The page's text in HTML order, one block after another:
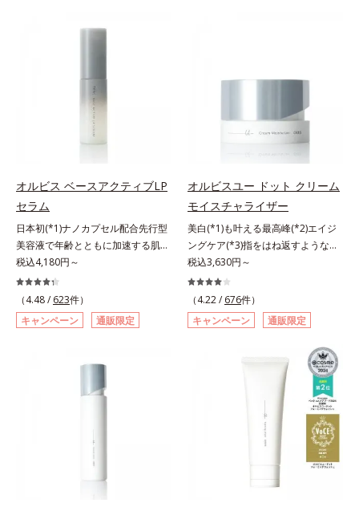
ら、水またはぬるま湯でよく洗い流
てください。各商品の詳しい情報は
商品ページをご覧ください。・
BEAUTY夏祭りは、こちら
素地、ホホバアルコール、トリステ
方との比較*6 ドクダミエキス、シ
クロヘキサンジカルボン酸ビスエト
キシジグリコール（保湿）＜使用量
目安＞パール1粒程度＜ご使用ステ
ップ＞洗顔料 ⇒ 化粧水 ⇒ ザ リン
の使用回数＞通常サイズ：約90回
（1.5ヵ月程度）ラージサイズ：約
180回（3ヵ月程度）各商品の詳し
い情報は商品ページをご覧くださ
い。・BEAUTY夏祭りは、こちら
スタイルになじむ、若々しい印象(*)
(*1)有効成分「m-ピクセノール（デ
ミの原因になると考えられる“メラ
ニンの塊”を居座らせない(*1)、粉砕
と排出サポート(*5)の2ステップで
メラニンの蓄積を抑え、シミ・ソバ
カスを防ぎます。さらに、「アルテ
アネスレ(*6)」を配合し、うるおい
に満ちた自分本来の澄み渡るような
透明感を目指します。手に取った
時、なじませた時、後肌、と3段階
に変化するテクスチャーは、肌にす
ばやくなじみ、毎日の美白ケアを楽
しくする使いごこちを叶えました。
*1 メラニンの蓄積を抑え、シミ・
ソバカスを防ぐ*2 デクスパンテノ
ールW*3 これからできるシミのこ
と*4 うるおいによる透明感のある
肌*5 ターンオーバーを促進して、
メラニンの塊を微細化すること*6
アルテアエキス配合＝保湿成分各商
品の詳しい情報は商品ページをご覧
ください。・BEAUTY夏祭りは、こ
オルビス ベースアクティブLP
セラム
日本初(*1)ナノカプセル配合先行型
美容液で年齢とともに加速する肌悩
み(*2)にブレーキを。スキンケアの
打ち止め感に。年齢とともに加速す
る肌悩み(*2)にブレーキをかけ、化
粧水前の土台(*3)づくりで、うるお
いに満ち満ちた内側から弾むような
と不安…。いろいろケアしているの
そんな大人の肌悩みにアプローチす
プセルの表面は肌になじみやすい構
造(*4)。内包した美容成分(*5)の浸
透をサポートし、角層すみずみをう
るおいで満たします。さらに“うる
税込4,180円～
（4.48 / 623件）
キャンペーン
通販限定
オルビスユー ドット クリーム
モイスチャライザー
美白(*1)も叶える最高峰(*2)エイジ
ングケア(*3)指をはね返すような弾
力感が宿るハリ感 濃密フィットク
リーム。ハリも透明感(*4)も結果主
義。年齢サイン(*5)の因子に着目し
た肌科学エイジングケア(*3)シリー
ズ。オルビスユー ドットシリーズ
は、年齢による肌悩み一つ一つを対
処するのではなく、肌で起きている
ことの根本原因に着目。加齢ととも
に現れる年齢サインについて研究を
進めたところ、弾力感のない状態で
ある「ハリのなさ」や、くすみ(*6)
などが現れている状態である「透明
感のなさ」が、大人の肌印象に大き
税込3,630円～
（4.22 / 676件）
キャンペーン
通販限定